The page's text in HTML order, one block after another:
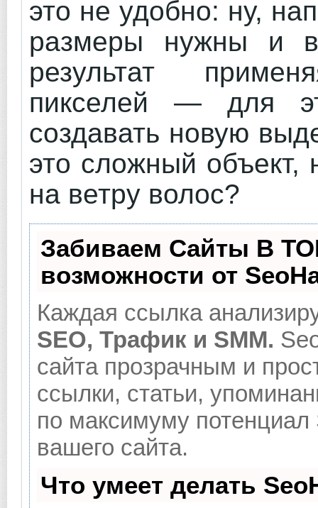
это не удобно: ну,
размеры нужны и
результат
пикселей — для
создавать новую
это сложный объект,
на ветру волос?
Забиваем Сайты В
возможности от
Каждая ссылка
SEO, Трафик и SMM.
сайта прозрачным и
ссылки, статьи,
по максимуму
вашего сайта.
Что умеет делать